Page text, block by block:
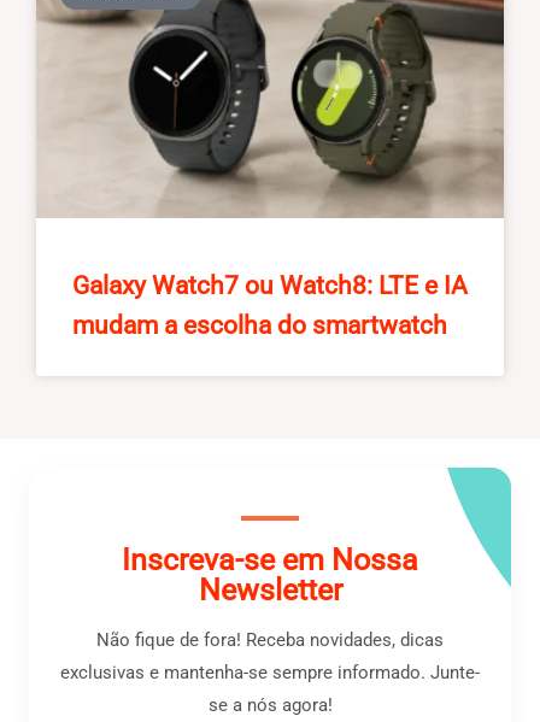
Galaxy Watch7 ou Watch8: LTE e IA
mudam a escolha do smartwatch
Inscreva-se em Nossa
Newsletter
Não fique de fora! Receba novidades, dicas
exclusivas e mantenha-se sempre informado. Junte-
se a nós agora!